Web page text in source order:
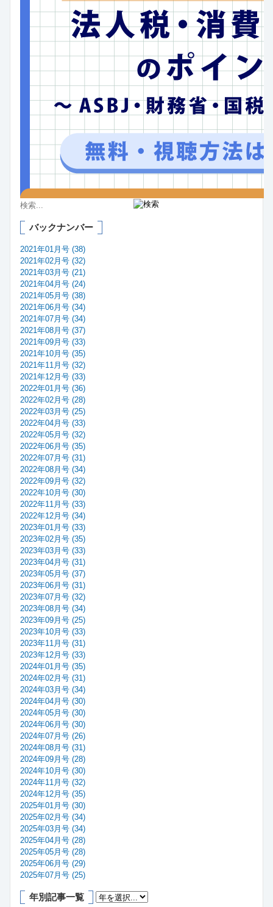
バックナンバー
2021年01月号 (38)
2021年02月号 (32)
2021年03月号 (21)
2021年04月号 (24)
2021年05月号 (38)
2021年06月号 (34)
2021年07月号 (34)
2021年08月号 (37)
2021年09月号 (33)
2021年10月号 (35)
2021年11月号 (32)
2021年12月号 (33)
2022年01月号 (36)
2022年02月号 (28)
2022年03月号 (25)
2022年04月号 (33)
2022年05月号 (32)
2022年06月号 (35)
2022年07月号 (31)
2022年08月号 (34)
2022年09月号 (32)
2022年10月号 (30)
2022年11月号 (33)
2022年12月号 (34)
2023年01月号 (33)
2023年02月号 (35)
2023年03月号 (33)
2023年04月号 (31)
2023年05月号 (37)
2023年06月号 (31)
2023年07月号 (32)
2023年08月号 (34)
2023年09月号 (25)
2023年10月号 (33)
2023年11月号 (31)
2023年12月号 (33)
2024年01月号 (35)
2024年02月号 (31)
2024年03月号 (34)
2024年04月号 (30)
2024年05月号 (30)
2024年06月号 (30)
2024年07月号 (26)
2024年08月号 (31)
2024年09月号 (28)
2024年10月号 (30)
2024年11月号 (32)
2024年12月号 (35)
2025年01月号 (30)
2025年02月号 (34)
2025年03月号 (34)
2025年04月号 (28)
2025年05月号 (28)
2025年06月号 (29)
2025年07月号 (25)
年別記事一覧